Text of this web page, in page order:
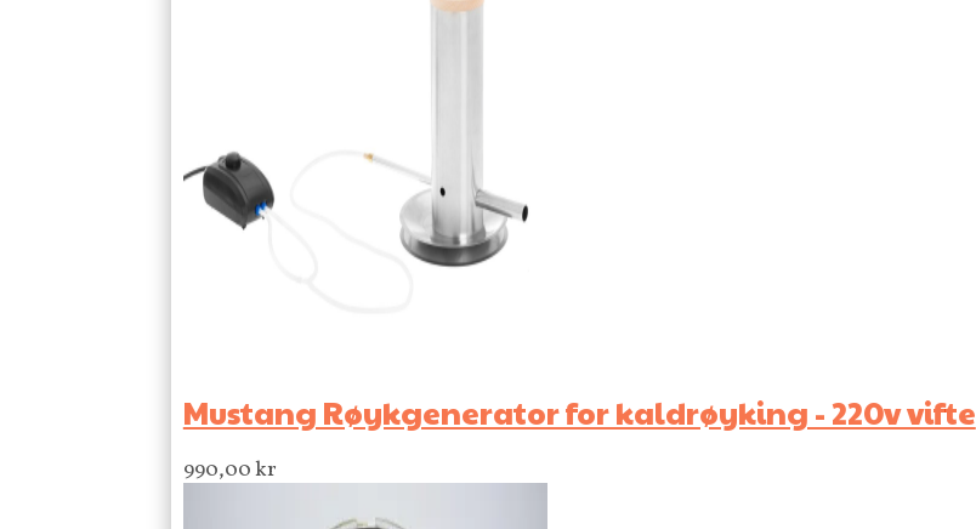
Mustang Røykgenerator for kaldrøyking - 220v vifte
990,00kr